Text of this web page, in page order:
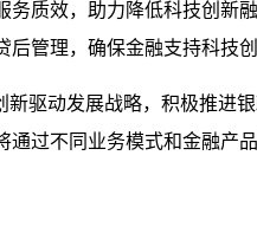
质效，助力降低科技创
管理，确保金融支持科技
新驱动发展战略，积极推进
过不同业务模式和金融